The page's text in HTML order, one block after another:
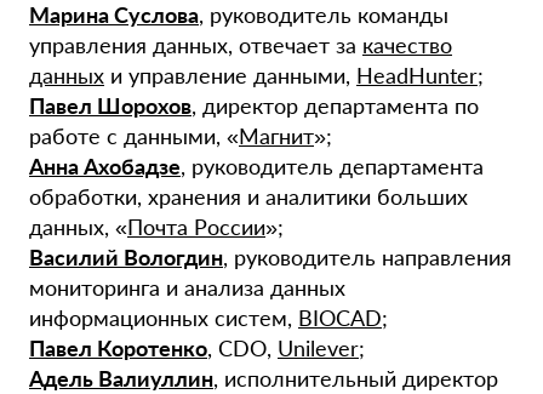
Марина Суслова, руководитель команды
управления данных, отвечает за качество
данных и управление данными, HeadHunter;
Павел Шорохов, директор департамента по
работе с данными, «Магнит»;
Анна Ахобадзе, руководитель департамента
обработки, хранения и аналитики больших
данных, «Почта России»;
Василий Вологдин, руководитель направления
мониторинга и анализа данных
информационных систем, BIOCAD;
Павел Коротенко, CDO, Unilever;
Адель Валиуллин, исполнительный директор